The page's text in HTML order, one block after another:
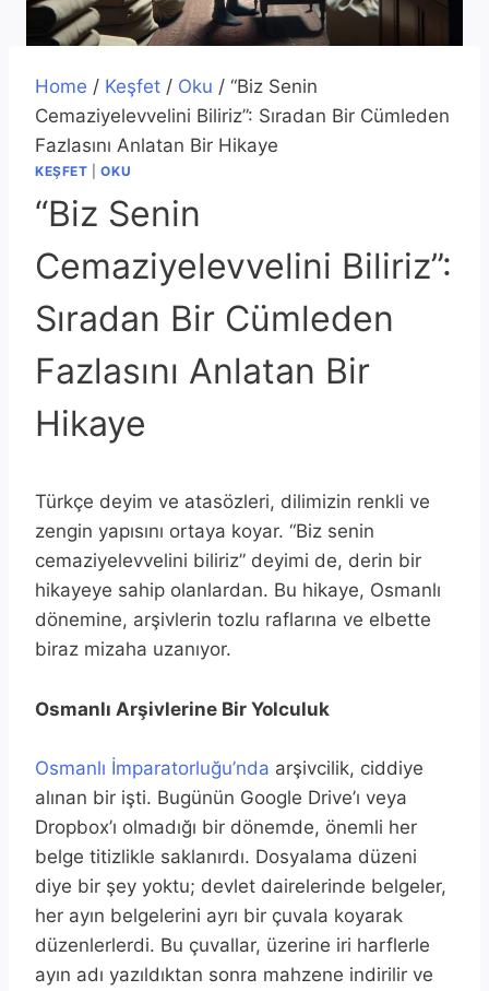
Home / Keşfet / Oku / “Biz Senin
Cemaziyelevvelini Biliriz”: Sıradan Bir Cümleden
Fazlasını Anlatan Bir Hikaye
KEŞFET |OKU
“Biz Senin
Cemaziyelevvelini Biliriz”:
Sıradan Bir Cümleden
Fazlasını Anlatan Bir
Hikaye
Türkçe deyim ve atasözleri, dilimizin renkli ve
zengin yapısını ortaya koyar. “Biz senin
cemaziyelevvelini biliriz” deyimi de, derin bir
hikayeye sahip olanlardan. Bu hikaye, Osmanlı
dönemine, arşivlerin tozlu raflarına ve elbette
biraz mizaha uzanıyor.
Osmanlı Arşivlerine Bir Yolculuk
Osmanlı İmparatorluğu’nda arşivcilik, ciddiye
alınan bir işti. Bugünün Google Drive’ı veya
Dropbox’ı olmadığı bir dönemde, önemli her
belge titizlikle saklanırdı. Dosyalama düzeni
diye bir şey yoktu; devlet dairelerinde belgeler,
her ayın belgelerini ayrı bir çuvala koyarak
düzenlerlerdi. Bu çuvallar, üzerine iri harflerle
ayın adı yazıldıktan sonra mahzene indirilir ve